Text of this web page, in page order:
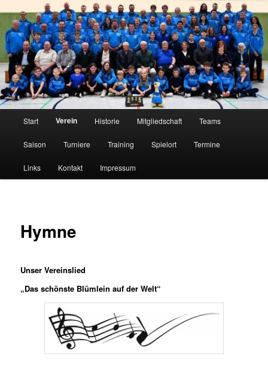
primären
Inhalt
springenTTC Edelweiß Klein Elbe
Tischtennis im Innerstetal seit 1950
Start Verein Historie Mitgliedschaft Teams
Saison Turniere Training Spielort Termine
Links Kontakt Impressum
Hymne
Unser Vereinslied
„Das schönste Blümlein auf der Welt“